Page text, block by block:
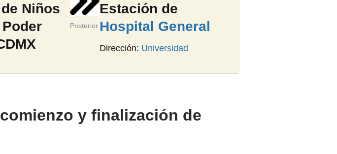
Niños
Posterior
Estación de
Hospital General
Dirección: Universidad
y finalización de